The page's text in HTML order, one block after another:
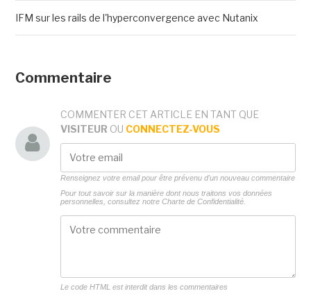
IFM sur les rails de l'hyperconvergence avec Nutanix
Commentaire
COMMENTER CET ARTICLE EN TANT QUE
VISITEUR OU CONNECTEZ-VOUS
Renseignez votre email pour être prévenu d'un nouveau commentaire
Pour tout savoir sur la manière dont nous traitons vos données
personnelles, consultez notre Charte de Confidentialité.
Le code HTML est interdit dans les commentaires